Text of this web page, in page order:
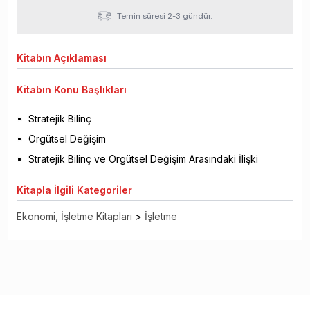
Temin süresi 2-3 gündür.
Kitabın Açıklaması
Kitabın Konu Başlıkları
Stratejik Bilinç
Örgütsel Değişim
Stratejik Bilinç ve Örgütsel Değişim Arasındaki İlişki
Kitapla İlgili Kategoriler
Ekonomi, İşletme Kitapları > İşletme